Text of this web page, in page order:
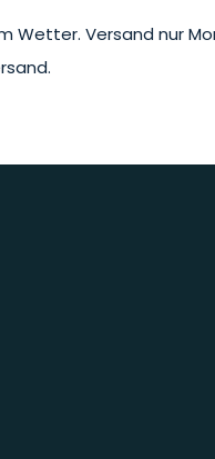
Versand nur